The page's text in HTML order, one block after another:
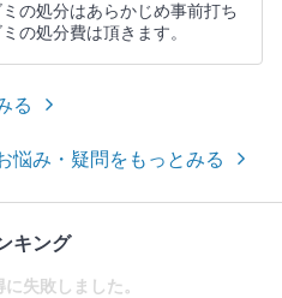
の処分はあらかじめ事前打ち
の処分費は頂きます。
る
悩み・疑問をもっとみる
キング
失敗しました。